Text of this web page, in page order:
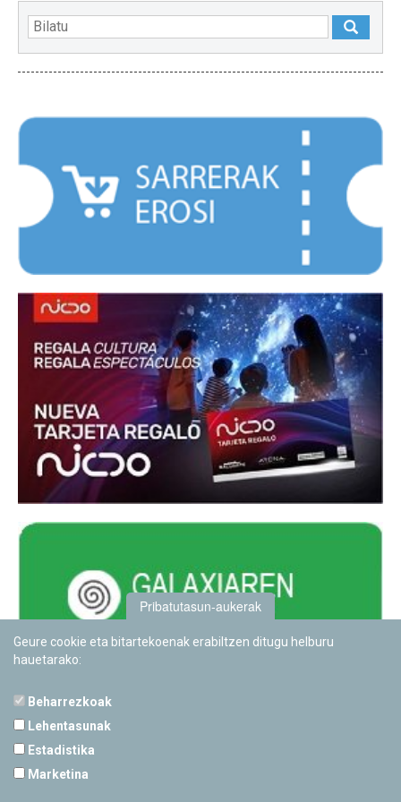
Pribatutasun-aukerak
Geure cookie eta bitartekoenak erabiltzen ditugu helburu
hauetarako:
Beharrezkoak
Lehentasunak
Estadistika
Marketina